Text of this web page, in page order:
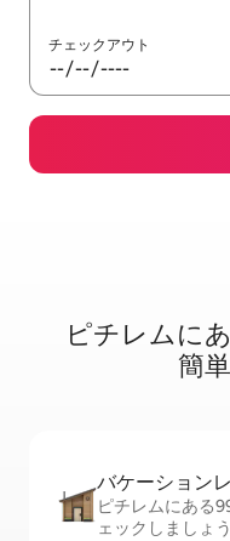
チェックアウト
ピチレムに⁠
簡⁠
バケーション
ピチレムにある
ェックしましょう